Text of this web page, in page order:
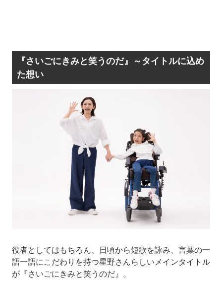
『さいごにきみと笑うのだ』～タイトルに込め
た想い
役者としてはもちろん、日頃から短歌を詠み、言葉の一
語一語にこだわりを持つ星野さんらしいメインタイトル
が『さいごにきみと笑うのだ』。